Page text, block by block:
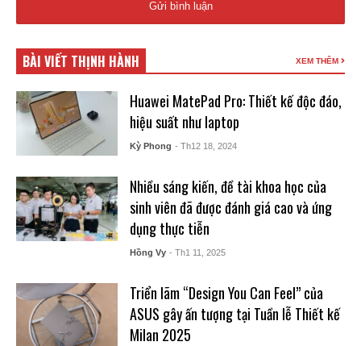
BÀI VIẾT THỊNH HÀNH XEM THÊM
Huawei MatePad Pro: Thiết kế độc đáo,
hiệu suất như laptop
Kỳ Phong - Th12 18, 2024
Nhiều sáng kiến, đề tài khoa học của
sinh viên đã được đánh giá cao và ứng
dụng thực tiễn
Hồng Vy - Th1 11, 2025
Triển lãm “Design You Can Feel” của
ASUS gây ấn tượng tại Tuần lễ Thiết kế
Milan 2025